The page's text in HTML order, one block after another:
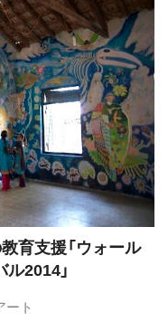
育支援「ウォール
2014」
ート